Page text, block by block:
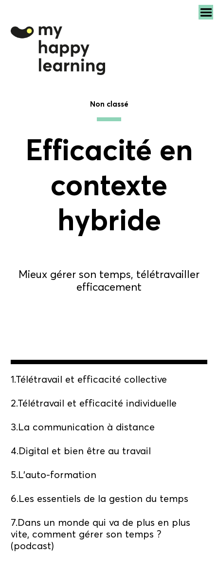
Non classé
Efficacité en
contexte
hybride
Mieux gérer son temps, télétravailler
efficacement
1.Télétravail et efficacité collective
2.Télétravail et efficacité individuelle
3.La communication à distance
4.Digital et bien être au travail
5.L’auto-formation
6.Les essentiels de la gestion du temps
7.Dans un monde qui va de plus en plus
vite, comment gérer son temps ?
(podcast)